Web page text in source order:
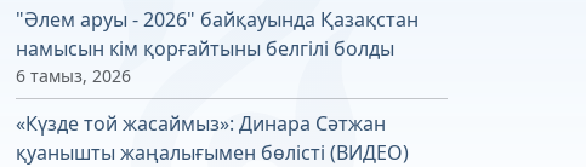
"Әлем аруы - 2026" байқауында Қазақстан
намысын кім қорғайтыны белгілі болды
6 тамыз, 2026
«Күзде той жасаймыз»: Динара Сәтжан
қуанышты жаңалығымен бөлісті (ВИДЕО)